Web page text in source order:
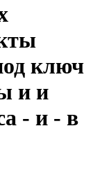
ключ
и и
- и - в